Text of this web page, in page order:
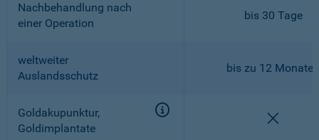
Nachbehandlung nach
einer Operation
bis 30 Tage
weltweiter
Auslandsschutz
bis zu 12 Monaten
Goldakupunktur,
Goldimplantate